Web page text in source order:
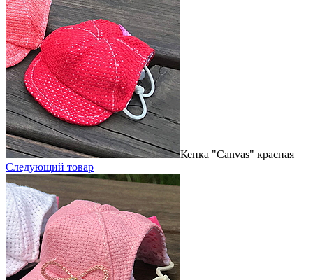
Кепка "Canvas" красная
Следующий товар